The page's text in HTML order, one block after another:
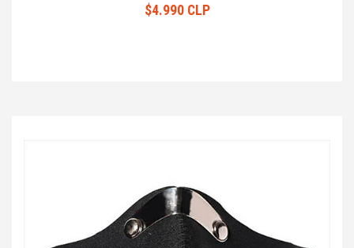
$4.990 CLP